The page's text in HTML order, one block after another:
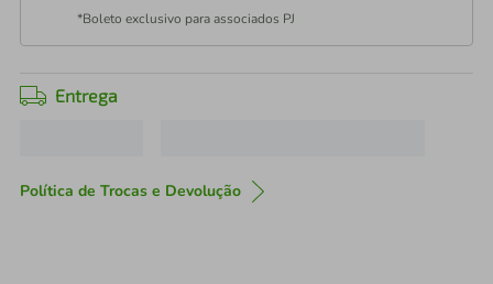
*Boleto exclusivo para associados PJ
Entrega
Política de Trocas e Devolução